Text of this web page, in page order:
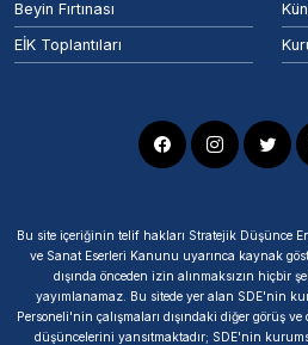
Beyin Fırtınası
EİK Toplantıları
Bu site içeriğinin telif hakları Stratejik Düşünce
ve Sanat Eserleri Kanunu uyarınca kaynak
dışında önceden izin alınmaksızın hiçbir
yayımlanamaz. Bu sitede yer alan SDE'nin
Personeli'nin çalışmaları dışındaki diğer görüş
düşüncelerini yansıtmaktadır; SDE'nin